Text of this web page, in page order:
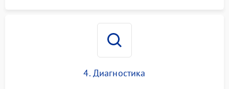
4. Диагностика